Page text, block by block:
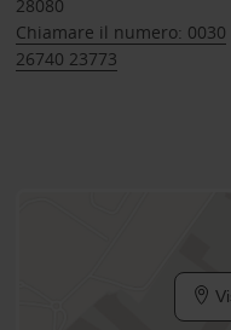
28080
Chiamare il numero: 0030
26740 23773